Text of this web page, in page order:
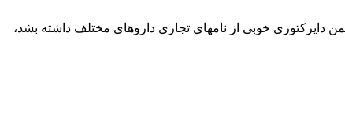
دایرکتوری خوبی از نامهای تجاری داروهای مختلف داشته بشد،